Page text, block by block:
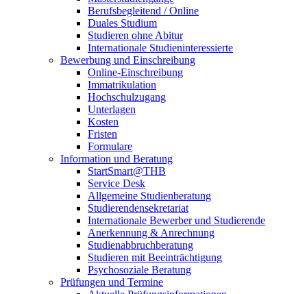
Berufsbegleitend / Online
Duales Studium
Studieren ohne Abitur
Internationale Studieninteressierte
Bewerbung und Einschreibung
Online-Einschreibung
Immatrikulation
Hochschulzugang
Unterlagen
Kosten
Fristen
Formulare
Information und Beratung
StartSmart@THB
Service Desk
Allgemeine Studienberatung
Studierendensekretariat
Internationale Bewerber und Studierende
Anerkennung & Anrechnung
Studienabbruchberatung
Studieren mit Beeinträchtigung
Psychosoziale Beratung
Prüfungen und Termine